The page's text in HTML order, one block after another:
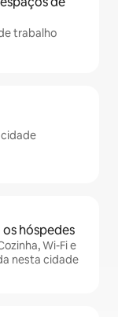
trabalho
hóspedes
Wi-Fi e
nesta cidade